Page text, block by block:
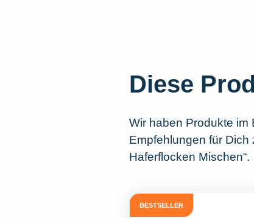
Diese
Wir haben Produkte im
Empfehlungen für Dich
Haferflocken Mischen“.
BESTSELLER